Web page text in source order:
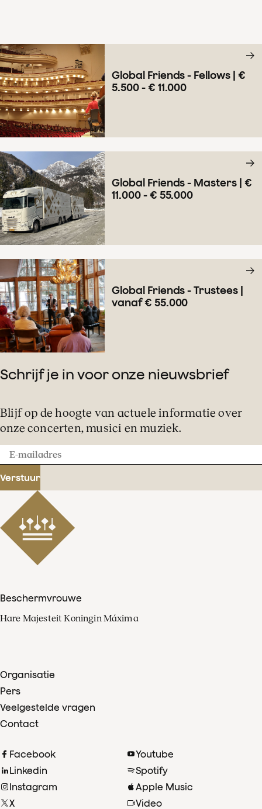
Global Friends - Fellows | €
5.500 - € 11.000
Global Friends - Masters | €
11.000 - € 55.000
Global Friends - Trustees |
vanaf € 55.000
Schrijf je in voor onze nieuwsbrief
Blijf op de hoogte van actuele informatie over
onze concerten, musici en muziek.
E-
mailadres
Verstuur
Beschermvrouwe
Hare Majesteit Koningin Máxima
Organisatie
Pers
Veelgestelde vragen
Contact
Facebook
Linkedin
Instagram
X
Youtube
Spotify
Apple Music
Video